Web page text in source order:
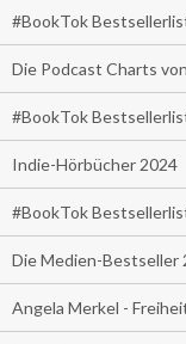
#BookTok
Die Podcast Charts
#BookTok
Indie-Hörbücher 2024
#BookTok
Die Medien-Bestseller
Angela Merkel -